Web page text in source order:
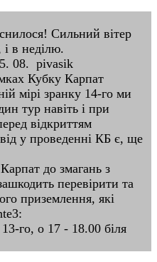
Сильний вітер
і в неділю.
08. pivasik
Кубку Карпат
мірі зранку 14-го ми
тур навіть і при
відкриттям
у проведенні КБ є, ще
до змагань з
перевірити та
приземлення, які
го, о 17 - 18.00 біля